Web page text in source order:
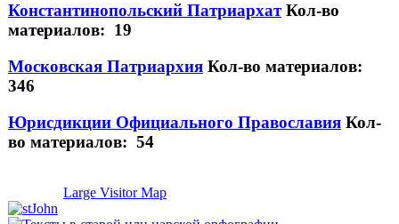
Константинопольский Патриархат Кол-во
материалов: 19
Московская Патриархия Кол-во материалов:
346
Юрисдикции Официального Православия Кол-
во материалов: 54
Large Visitor Map